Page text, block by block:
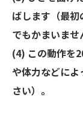
ばします（最
でもかまいませ
(4) この動作を
や体力などに
さい）。